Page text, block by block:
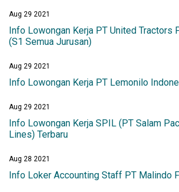
Aug 29 2021
Info Lowongan Kerja PT United Tractors
(S1 Semua Jurusan)
Aug 29 2021
Info Lowongan Kerja PT Lemonilo
Aug 29 2021
Info Lowongan Kerja SPIL (PT Salam
Lines) Terbaru
Aug 28 2021
Info Loker Accounting Staff PT Malindo